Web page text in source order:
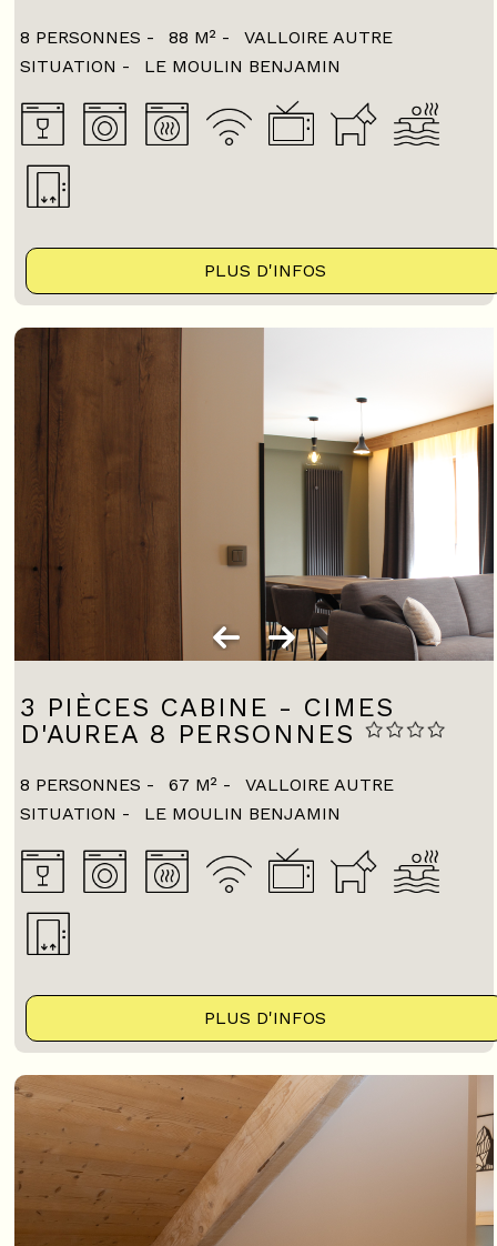
8 PERSONNES 88 M²
VALLOIRE AUTRE
SITUATION
LE MOULIN BENJAMIN
PLUS D'INFOS
3 PIÈCES CABINE - CIMES
D'AUREA 8 PERSONNES
8 PERSONNES 67 M²
VALLOIRE AUTRE
SITUATION
LE MOULIN BENJAMIN
PLUS D'INFOS